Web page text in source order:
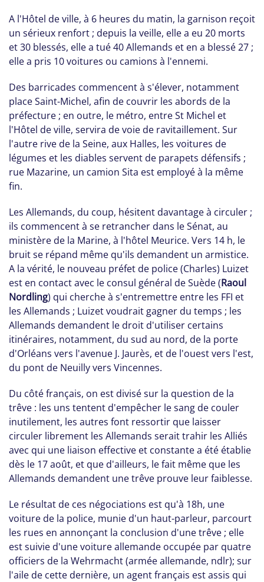
A l'Hôtel de ville, à 6 heures du matin, la garnison reçoit
un sérieux renfort ; depuis la veille, elle a eu 20 morts
et 30 blessés, elle a tué 40 Allemands et en a blessé 27 ;
elle a pris 10 voitures ou camions à l'ennemi.
Des barricades commencent à s'élever, notamment
place Saint-Michel, afin de couvrir les abords de la
préfecture ; en outre, le métro, entre St Michel et
l'Hôtel de ville, servira de voie de ravitaillement. Sur
l'autre rive de la Seine, aux Halles, les voitures de
légumes et les diables servent de parapets défensifs ;
rue Mazarine, un camion Sita est employé à la même
fin.
Les Allemands, du coup, hésitent davantage à circuler ;
ils commencent à se retrancher dans le Sénat, au
ministère de la Marine, à l'hôtel Meurice. Vers 14 h, le
bruit se répand même qu'ils demandent un armistice.
A la vérité, le nouveau préfet de police (Charles) Luizet
est en contact avec le consul général de Suède (Raoul
Nordling) qui cherche à s'entremettre entre les FFI et
les Allemands ; Luizet voudrait gagner du temps ; les
Allemands demandent le droit d'utiliser certains
itinéraires, notamment, du sud au nord, de la porte
d'Orléans vers l'avenue J. Jaurès, et de l'ouest vers l'est,
du pont de Neuilly vers Vincennes.
Du côté français, on est divisé sur la question de la
trêve : les uns tentent d'empêcher le sang de couler
inutilement, les autres font ressortir que laisser
circuler librement les Allemands serait trahir les Alliés
avec qui une liaison effective et constante a été établie
dès le 17 août, et que d'ailleurs, le fait même que les
Allemands demandent une trêve prouve leur faiblesse.
Le résultat de ces négociations est qu'à 18h, une
voiture de la police, munie d'un haut-parleur, parcourt
les rues en annonçant la conclusion d'une trêve ; elle
est suivie d'une voiture allemande occupée par quatre
officiers de la Wehrmacht (armée allemande, ndlr); sur
l'aile de cette dernière, un agent français est assis qui